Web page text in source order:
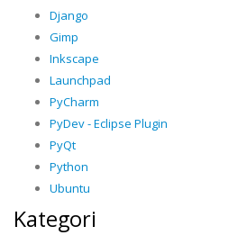
Django
Gimp
Inkscape
Launchpad
PyCharm
PyDev - Eclipse Plugin
PyQt
Python
Ubuntu
Kategori